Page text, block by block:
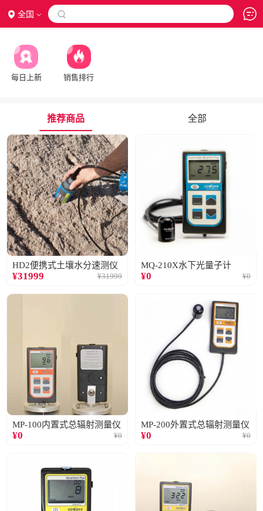
全国 
每日上新 销售排行
推荐商品 全部
HD2便携式土壤水分速测仪
¥31999 ¥31999
MQ-210X水下光量子计
¥0 ¥0
MP-100内置式总辐射测量仪
¥0 ¥0
MP-200外置式总辐射测量仪
¥0 ¥0